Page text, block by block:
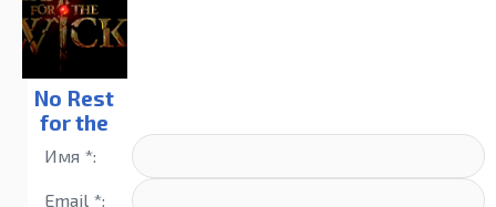
No Rest
for the
Wicked
Имя *:
Email *: